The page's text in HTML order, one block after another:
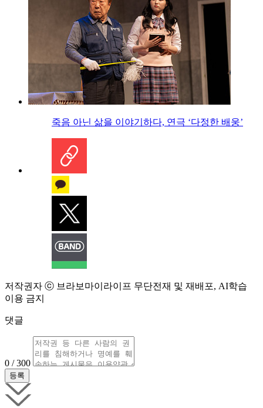
죽음 아닌 삶을 이야기하다, 연극 ‘다정한 배웅’
저작권자 ⓒ 브라보마이라이프 무단전재 및 재배포, AI학습
이용 금지
댓글
0 / 300